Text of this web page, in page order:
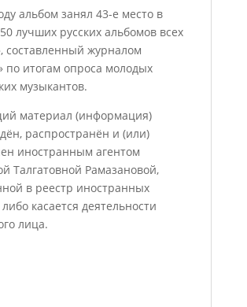
альбом занял 43-е место в
лучших русских альбомов всех
составленный журналом
по итогам опроса молодых
музыкантов.
материал (информация)
распространён и (или)
иностранным агентом
Талгатовной Рамазановой,
в реестр иностранных
касается деятельности
лица.